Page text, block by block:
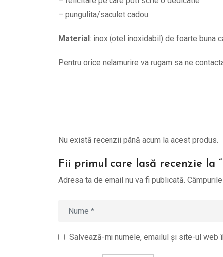
– pungulita/saculet cadou
Material : inox (otel inoxidabil) de foarte buna
Pentru orice nelamurire va rugam sa ne
Nu există recenzii până acum la acest produs.
Fii primul care lasă recenzie la
Adresa ta de email nu va fi publicată.
Salvează-mi numele, emailul și site-ul web